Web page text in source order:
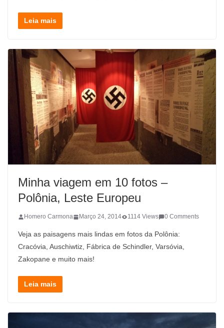
Leia mais
Minha viagem em 10 fotos –
Polônia, Leste Europeu
Homero Carmona Março 24, 2014 1114 Views 0 Comments
Veja as paisagens mais lindas em fotos da Polônia:
Cracóvia, Auschiwtiz, Fábrica de Schindler, Varsóvia,
Zakopane e muito mais!
Leia mais